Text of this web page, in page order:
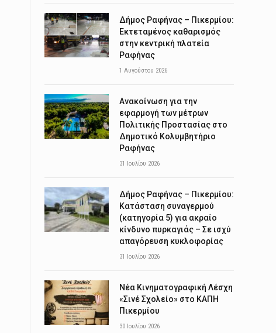
Δήμος Ραφήνας – Πικερμίου:
Εκτεταμένος καθαρισμός
στην κεντρική πλατεία
Ραφήνας
1 Αυγούστου 2026
Ανακοίνωση για την
εφαρμογή των μέτρων
Πολιτικής Προστασίας στο
Δημοτικό Κολυμβητήριο
Ραφήνας
31 Ιουλίου 2026
Δήμος Ραφήνας – Πικερμίου:
Κατάσταση συναγερμού
(κατηγορία 5) για ακραίο
κίνδυνο πυρκαγιάς – Σε ισχύ
απαγόρευση κυκλοφορίας
31 Ιουλίου 2026
Νέα Κινηματογραφική Λέσχη
«Σινέ Σχολείο» στο ΚΑΠΗ
Πικερμίου
30 Ιουλίου 2026